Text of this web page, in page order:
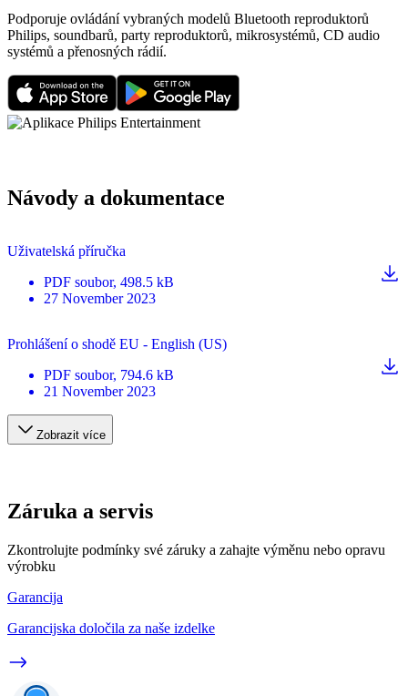
Podporuje ovládání vybraných modelů Bluetooth reproduktorů
Philips, soundbarů, party reproduktorů, mikrosystémů, CD audio
systémů a přenosných rádií.
Návody a dokumentace
Uživatelská příručka
PDF soubor, 498.5 kB
27 November 2023
Prohlášení o shodě EU - English (US)
PDF soubor, 794.6 kB
21 November 2023
Zobrazit více
Záruka a servis
Zkontrolujte podmínky své záruky a zahajte výměnu nebo opravu
výrobku
Garancija
Garancijska določila za naše izdelke